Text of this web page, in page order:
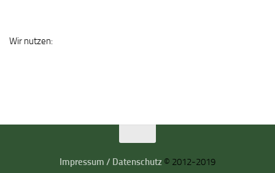
Wir nutzen:
Impressum / Datenschutz © 2012-2019